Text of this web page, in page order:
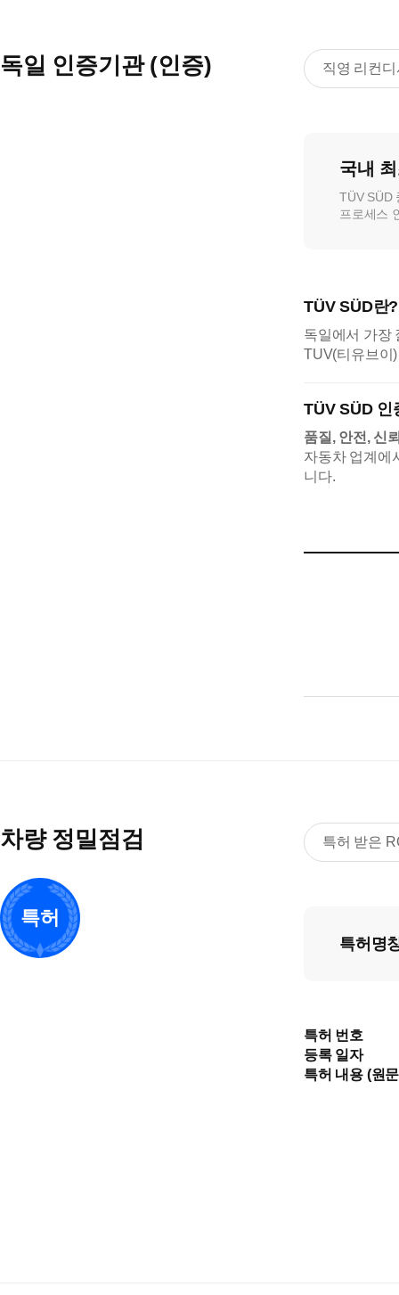
독일 인증기관 (인증) 직영 리컨
국내
TÜV SÜD
프로세스
TÜV SÜD란?
독일에서 가장
TUV(티유브이
TÜV SÜD 인
품질, 안전, 신
자동차 업계에
니다.
차량 정밀점검
특허
특허 받은
특허명
특허 번호
등록 일자
특허 내용 (원